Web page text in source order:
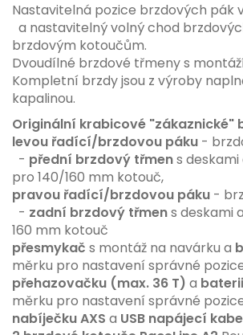
Nastavitelná pozice brzdových pák
a nastavitelný volný chod
brzdovým kotoučům.
Dvoudílné brzdové třmeny s
Kompletní brzdy jsou z výroby
kapalinou.
Originální krabicové "zákaznické"
levou řadící/brzdovou páku -
- přední brzdový třmens
pro 140/160 mm kotouč,
pravou řadící/brzdovou páku -
- zadní brzdový třmens deskami
160 mm kotouč
přesmykač s montáž na navárku a
měrku pro nastavení správné
přehazovačku (max. 36 T) a
měrku pro nastavení správné
nabíječku AXS a USB napájecí